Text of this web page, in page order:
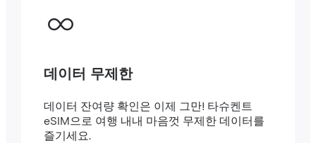
데이터 무제한
데이터 잔여량 확인은 이제 그만! 타슈켄트
eSIM으로 여행 내내 마음껏 무제한 데이터를
즐기세요.